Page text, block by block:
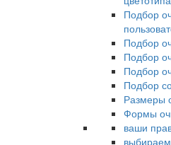
Подбор
Подбор
Подбор
Подбор
Подбор
Размеры
Формы
ваши